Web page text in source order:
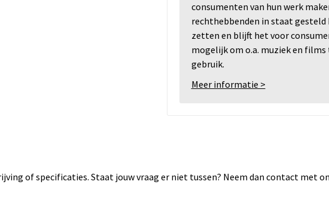
consumenten van hun werk
rechthebbenden in staat
zetten en blijft het voor
mogelijk om o.a. muziek en
gebruik.
Meer informatie >
of specificaties. Staat jouw vraag er niet tussen? Neem dan contact met